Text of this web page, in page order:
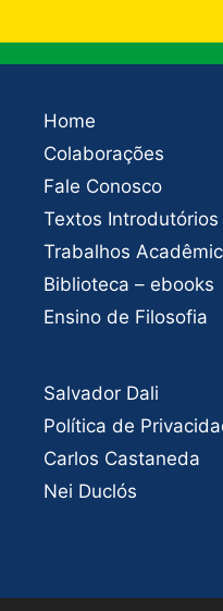
Home
Colaborações
Fale Conosco
Textos Introdutórios
Trabalhos
Biblioteca – ebooks
Ensino de Filosofia
Salvador Dali
Política de
Carlos Castaneda
Nei Duclós